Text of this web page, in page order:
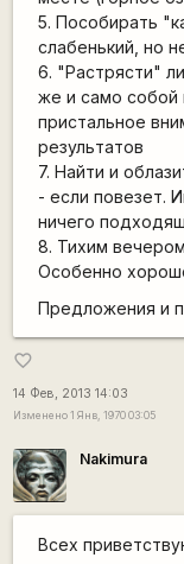
5. Пособирать
слабенький, но
6. "Растрясти"
же и само собой
пристальное
результатов
7. Найти и
- если повезет.
ничего
8. Тихим
Особенно
Предложения и
favorite_border
14 Фев, 2013 14:03
Изменено 1 Янв, 1970 03:05
Nakimura
Всех